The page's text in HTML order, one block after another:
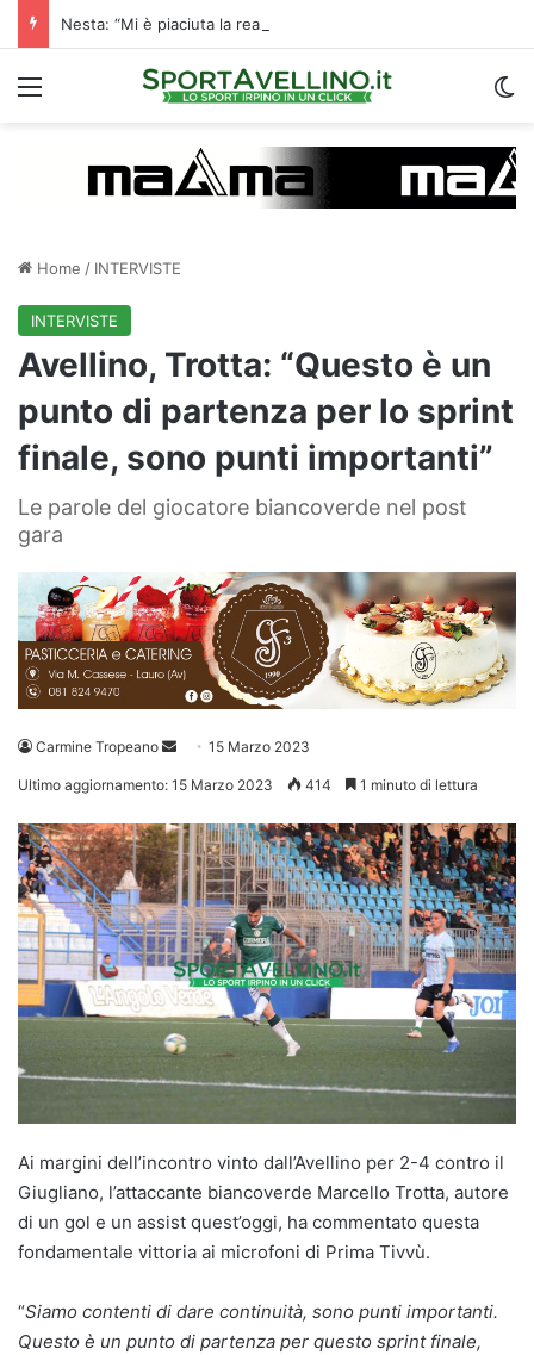
Menu
Home / INTERVISTE
INTERVISTE
Avellino, Trotta: “Questo è un
punto di partenza per lo sprint
finale, sono punti importanti”
Le parole del giocatore biancoverde nel post
gara
Carmine Tropeano
Invia 15 Marzo 2023
Ultimo aggiornamento: 15 Marzo 2023 414 1 minuto di lettura
Ai margini dell’incontro vinto dall’Avellino per 2-4 contro il
Giugliano, l’attaccante biancoverde Marcello Trotta, autore
di un gol e un assist quest’oggi, ha commentato questa
fondamentale vittoria ai microfoni di Prima Tivvù.
“Siamo contenti di dare continuità, sono punti importanti.
Questo è un punto di partenza per questo sprint finale,